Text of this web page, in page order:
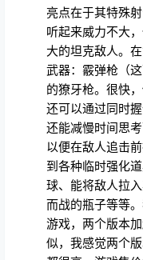
还可以通过同时
还能减慢时间思
以便在敌人追击
到各种临时强化
球、能将敌人拉
而战的瓶子等等
游戏，两个版本
似，我感觉两个
都很高。游戏售
花一个小时，而
每小时1英镑的价
★★ ★★★